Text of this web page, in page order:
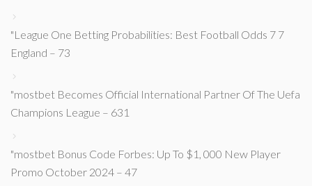
"League One Betting Probabilities: Best Football Odds 7 7
England – 73
"mostbet Becomes Official International Partner Of The Uefa
Champions League – 631
"mostbet Bonus Code Forbes: Up To $1, 000 New Player
Promo October 2024 – 47